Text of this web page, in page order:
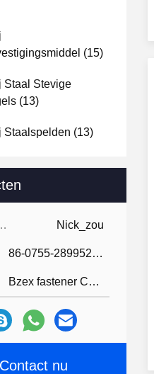
(15)
Staal Stevige
(13)
Staalspelden (13)
Nick_zou
86-0755-28995283
Bzex fastener Co., Limited-86-07
Contact nu